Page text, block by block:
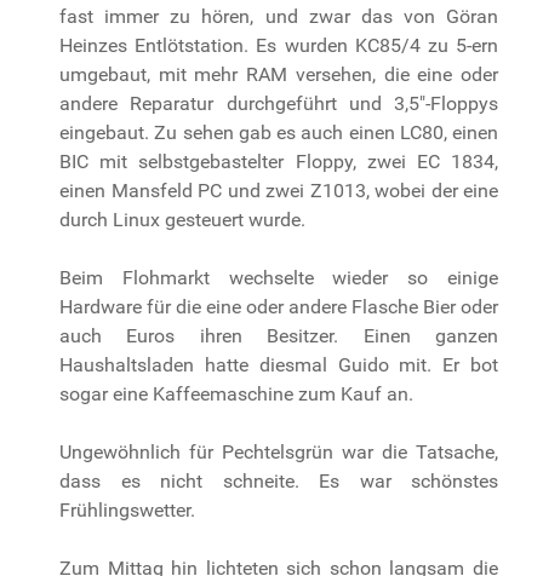
fast immer zu hören, und zwar das von Göran
Heinzes Entlötstation. Es wurden KC85/4 zu 5-ern
umgebaut, mit mehr RAM versehen, die eine oder
andere Reparatur durchgeführt und 3,5"-Floppys
eingebaut. Zu sehen gab es auch einen LC80, einen
BIC mit selbstgebastelter Floppy, zwei EC 1834,
einen Mansfeld PC und zwei Z1013, wobei der eine
durch Linux gesteuert wurde.
Beim Flohmarkt wechselte wieder so einige
Hardware für die eine oder andere Flasche Bier oder
auch Euros ihren Besitzer. Einen ganzen
Haushaltsladen hatte diesmal Guido mit. Er bot
sogar eine Kaffeemaschine zum Kauf an.
Ungewöhnlich für Pechtelsgrün war die Tatsache,
dass es nicht schneite. Es war schönstes
Frühlingswetter.
Zum Mittag hin lichteten sich schon langsam die